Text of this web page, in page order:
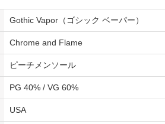
Gothic Vapor（ゴシック ベーパー）
Chrome and Flame
ピーチメンソール
PG 40% / VG 60%
USA